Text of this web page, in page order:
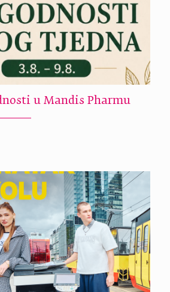
u Mandis Pharmu